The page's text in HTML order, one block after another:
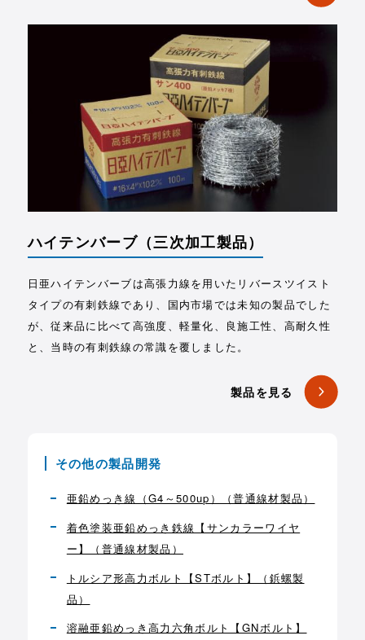
ハイテンバーブ（三次加工製品）
日亜ハイテンバーブは高張力線を用いたリバースツイスト
タイプの有刺鉄線であり、国内市場では未知の製品でした
が、従来品に比べて高強度、軽量化、良施工性、高耐久性
と、当時の有刺鉄線の常識を覆しました。
製品を見る
その他の製品開発
亜鉛めっき線（G4～500up）（普通線材製品）
着色塗装亜鉛めっき鉄線【サンカラーワイヤ
ー】（普通線材製品）
トルシア形高力ボルト【STボルト】（鋲螺製
品）
溶融亜鉛めっき高力六角ボルト【GNボルト】